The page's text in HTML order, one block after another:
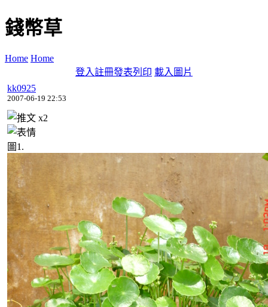
錢幣草
Home Home
登入註冊發表列印 載入圖片
kk0925
2007-06-19 22:53
x2
圖1.